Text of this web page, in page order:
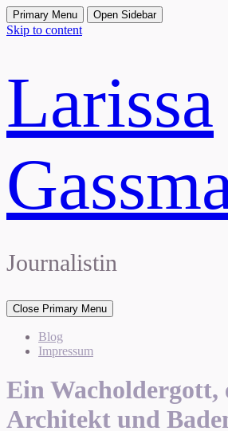
Primary Menu Open Sidebar
Skip to content
Larissa
Journalistin
Close Primary Menu
Blog
Impressum
Ein Wacholdergott,
Architekt und